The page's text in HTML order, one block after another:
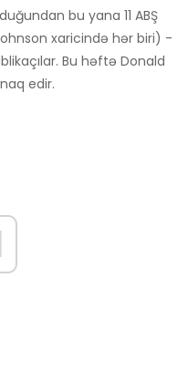
bu yana 11 ABŞ
xaricində hər biri) -
Bu həftə Donald
edir.